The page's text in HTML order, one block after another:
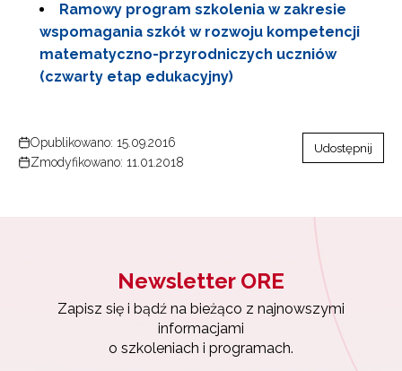
Ramowy program szkolenia w zakresie
wspomagania szkół w rozwoju kompetencji
matematyczno-przyrodniczych uczniów
(czwarty etap edukacyjny)
Opublikowano: 15.09.2016
Zmodyfikowano: 11.01.2018
Udostępnij
Newsletter ORE
Zapisz się i bądź na bieżąco z najnowszymi
informacjami
o szkoleniach i programach.
Newsletter ORE